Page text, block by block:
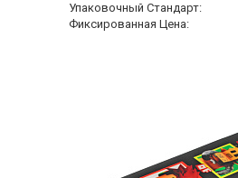
Упаковочный Стандарт:
Фиксированная Цена: